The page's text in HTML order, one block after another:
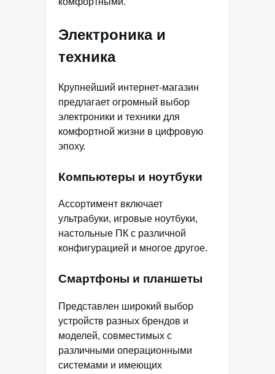
Электроника и
техника
Крупнейший интернет-магазин
предлагает огромный выбор
электроники и техники для
комфортной жизни в цифровую
эпоху.
Компьютеры и ноутбуки
Ассортимент включает
ультрабуки, игровые ноутбуки,
настольные ПК с различной
конфигурацией и многое другое.
Смартфоны и планшеты
Представлен широкий выбор
устройств разных брендов и
моделей, совместимых с
различными операционными
системами и имеющих